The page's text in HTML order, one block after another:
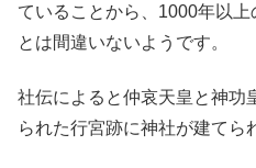
ていることから、1000年以
とは間違いないようです。
社伝によると仲哀天皇と神功
られた行宮跡に神社が建てら